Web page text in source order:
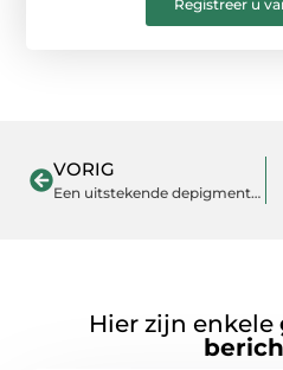
Registreer u
VORIG
Een uitstekende depigmentatie behandeling
Hier zijn enkele